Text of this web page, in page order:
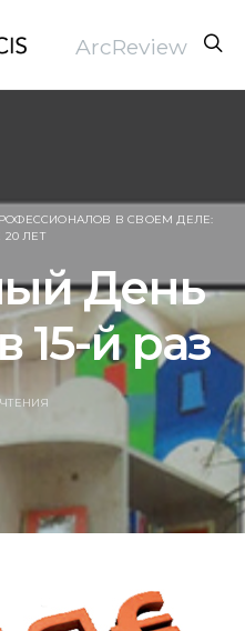
ArcReview
В СВОЕМ ДЕЛЕ:
ЛЕТ
День
15-й раз